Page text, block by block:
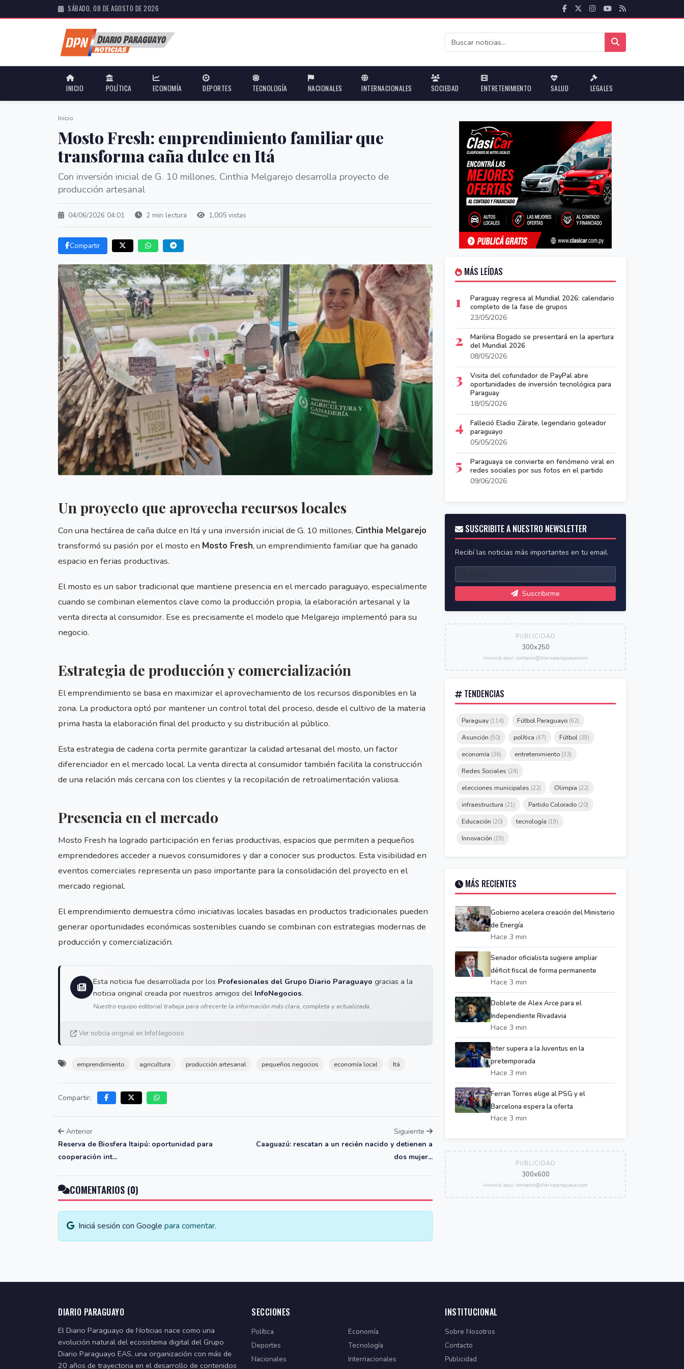
SÁBADO, 08 DE AGOSTO DE 2026
INICIO POLÍTICA ECONOMÍA DEPORTES TECNOLOGÍA NACIONALES INTERNACIONALES SOCIEDAD ENTRETENIMIENTO SALUD LEGALES
Inicio
Mosto Fresh: emprendimiento familiar que
transforma caña dulce en Itá
Con inversión inicial de G. 10 millones, Cinthia Melgarejo desarrolla proyecto de
producción artesanal
04/06/2026 04:01 2 min lectura 1,005 vistas
Compartir
Un proyecto que aprovecha recursos locales
Con una hectárea de caña dulce en Itá y una inversión inicial de G. 10 millones, Cinthia Melgarejo
transformó su pasión por el mosto en Mosto Fresh, un emprendimiento familiar que ha ganado
espacio en ferias productivas.
El mosto es un sabor tradicional que mantiene presencia en el mercado paraguayo, especialmente
cuando se combinan elementos clave como la producción propia, la elaboración artesanal y la
venta directa al consumidor. Ese es precisamente el modelo que Melgarejo implementó para su
negocio.
Estrategia de producción y comercialización
El emprendimiento se basa en maximizar el aprovechamiento de los recursos disponibles en la
zona. La productora optó por mantener un control total del proceso, desde el cultivo de la materia
prima hasta la elaboración final del producto y su distribución al público.
Esta estrategia de cadena corta permite garantizar la calidad artesanal del mosto, un factor
diferenciador en el mercado local. La venta directa al consumidor también facilita la construcción
de una relación más cercana con los clientes y la recopilación de retroalimentación valiosa.
Presencia en el mercado
Mosto Fresh ha logrado participación en ferias productivas, espacios que permiten a pequeños
emprendedores acceder a nuevos consumidores y dar a conocer sus productos. Esta visibilidad en
eventos comerciales representa un paso importante para la consolidación del proyecto en el
mercado regional.
El emprendimiento demuestra cómo iniciativas locales basadas en productos tradicionales pueden
generar oportunidades económicas sostenibles cuando se combinan con estrategias modernas de
producción y comercialización.
Esta noticia fue desarrollada por los Profesionales del Grupo Diario Paraguayo gracias a la
noticia original creada por nuestros amigos del InfoNegocios.
Nuestro equipo editorial trabaja para ofrecerte la información más clara, completa y actualizada.
Ver noticia original en InfoNegocios
emprendimiento agricultura producción artesanal pequeños negocios economía local Itá
Compartir:
Anterior
Reserva de Biosfera Itaipú: oportunidad para
cooperación int...
Siguiente
Caaguazú: rescatan a un recién nacido y detienen a
dos mujer...
COMENTARIOS (0)
Iniciá sesión con Google para comentar.
MÁS LEÍDAS
1
Paraguay regresa al Mundial 2026: calendario
completo de la fase de grupos
23/05/2026
2
Marilina Bogado se presentará en la apertura
del Mundial 2026
08/05/2026
3
Visita del cofundador de PayPal abre
oportunidades de inversión tecnológica para
Paraguay
18/05/2026
4
Falleció Eladio Zárate, legendario goleador
paraguayo
05/05/2026
5
Paraguaya se convierte en fenómeno viral en
redes sociales por sus fotos en el partido
09/06/2026
SUSCRIBITE A NUESTRO NEWSLETTER
Recibí las noticias más importantes en tu email.
Suscribirme
PUBLICIDAD
300x250
Anunciá aquí: contacto@diarioparaguayo.com
TENDENCIAS
Paraguay (114) Fútbol Paraguayo (62)
Asunción (50) política (47) Fútbol (39)
economía (36) entretenimiento (33)
Redes Sociales (24)
elecciones municipales (22) Olimpia (22)
infraestructura (21) Partido Colorado (20)
Educación (20) tecnología (19)
Innovación (19)
MÁS RECIENTES
Gobierno acelera creación del Ministerio
de Energía
Hace 3 min
Senador oficialista sugiere ampliar
déficit fiscal de forma permanente
Hace 3 min
Doblete de Alex Arce para el
Independiente Rivadavia
Hace 3 min
Inter supera a la Juventus en la
pretemporada
Hace 3 min
Ferran Torres elige al PSG y el
Barcelona espera la oferta
Hace 3 min
PUBLICIDAD
300x600
Anunciá aquí: contacto@diarioparaguayo.com
DIARIO PARAGUAYO
El Diario Paraguayo de Noticias nace como una
evolución natural del ecosistema digital del Grupo
Diario Paraguayo EAS, una organización con más de
20 años de trayectoria en el desarrollo de contenidos
SECCIONES
Política
Economía
Deportes
Tecnología
Nacionales
Internacionales
INSTITUCIONAL
Sobre Nosotros
Contacto
Publicidad